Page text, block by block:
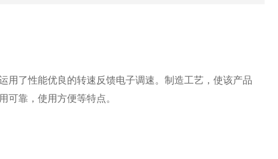
用了性能优良的转速反馈电子调速。制造工艺，使该产品
可靠，使用方便等特点。